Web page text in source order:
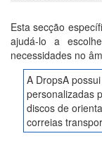
Esta secção
ajudá-lo a
necessidades no
A DropsA
personalizadas
discos de
correias